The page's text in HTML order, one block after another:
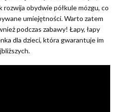
rozwija obydwie półkule mózgu, co
umiejętności. Warto zatem
podczas zabawy! Łapy, łapy
dla dzieci, która gwarantuje im